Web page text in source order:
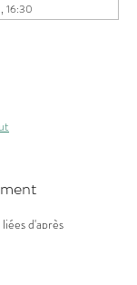
16:30
d'après